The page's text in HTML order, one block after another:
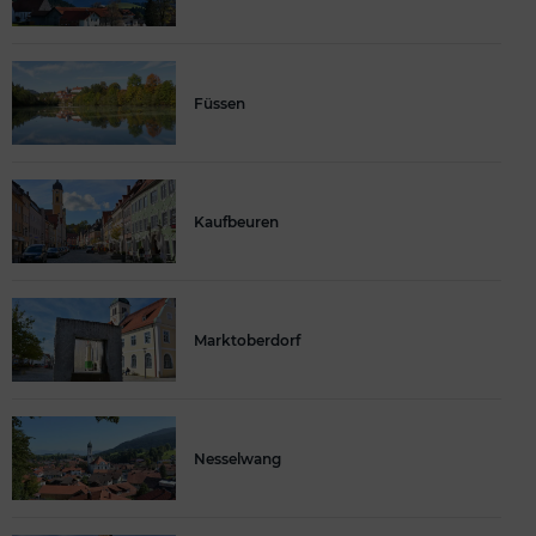
Füssen
Kaufbeuren
Marktoberdorf
Nesselwang